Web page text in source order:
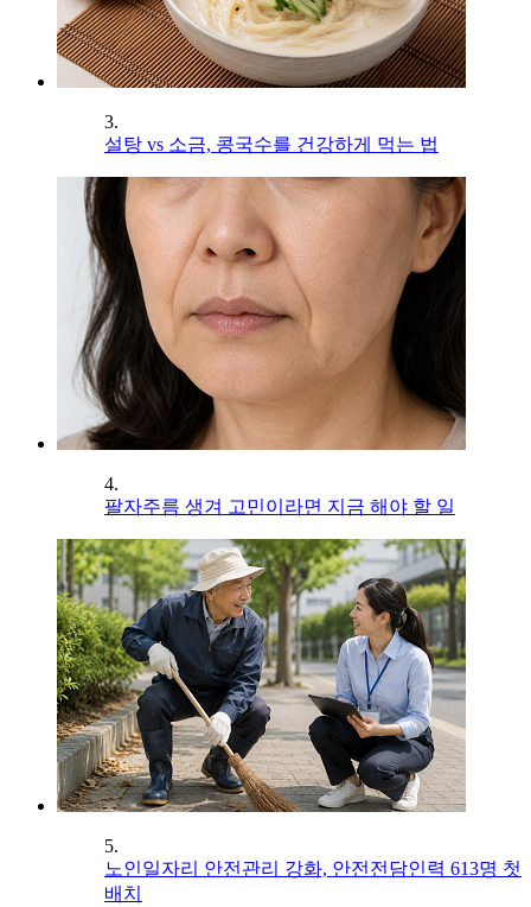
3.
설탕 vs 소금, 콩국수를 건강하게 먹는 법
4.
팔자주름 생겨 고민이라면 지금 해야 할 일
5.
노인일자리 안전관리 강화, 안전전담인력 613명 첫
배치